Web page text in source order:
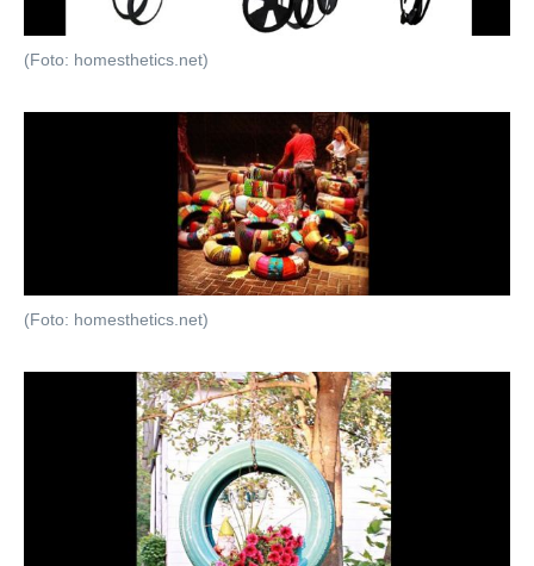
(Foto: homesthetics.net)
(Foto: homesthetics.net)